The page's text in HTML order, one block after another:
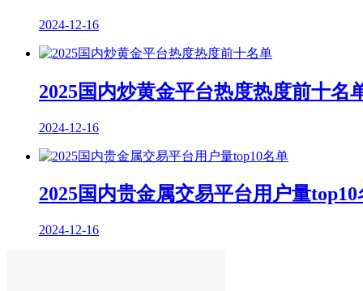
2024-12-16
2025国内炒黄金平台热度热度前十名
2024-12-16
2025国内贵金属交易平台用户量top10
2024-12-16